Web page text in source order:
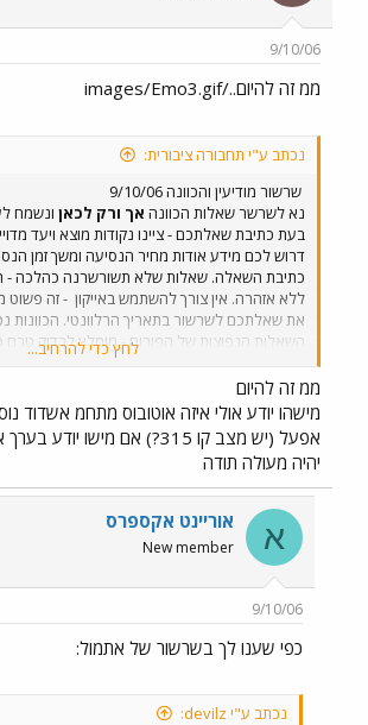
חניה לא חוקית, כל אוטובוס
אתה מוזמן לפנות אישית
קצת פקוק...
9/10/06
ממ זה להיום../images/Emo3.gif
נכתב ע"י תחבורה ציבורית:
שרשור מודיעין והכוונה 9/10/06
נא לשרשר שאלות הכוונה אך ורק לכאן ונשמח
בעת כתיבת שאלתכם - ציינו נקודות מוצא ויעד
דרוש לכם מידע אודות מחיר הנסיעה ומשך זמן
כתיבת השאלה. שאלות שלא תשורשרנה כהלכה -
ללא אזהרה. אין צורך להשתמש באייקון - זה פשוט
את שאלתכם לשרשור בתאריך הרלוונטי. הכוונות
השאלות הנפוצות של הפורום - מומלץ לבדוק טרם
הגולשים מתבקשים שלא להשיב לשאלות
קודמים ולא לשרשר הודעות שאינן קשורות
נסיעה טובה וגלישה מהנה בפורום
לחץ כדי להרחיב...
ממ זה להיום
מישהו יודע אולי איזה אוטובוס מתחמ אשדוד
אפעל (יש מצב קו 315?) אם מישו
יהיה מעולה תודה
א אוריינט אקספרס
New member
9/10/06
כפי שענו לך בשרשור של אתמול:
נכתב ע"י devilz: